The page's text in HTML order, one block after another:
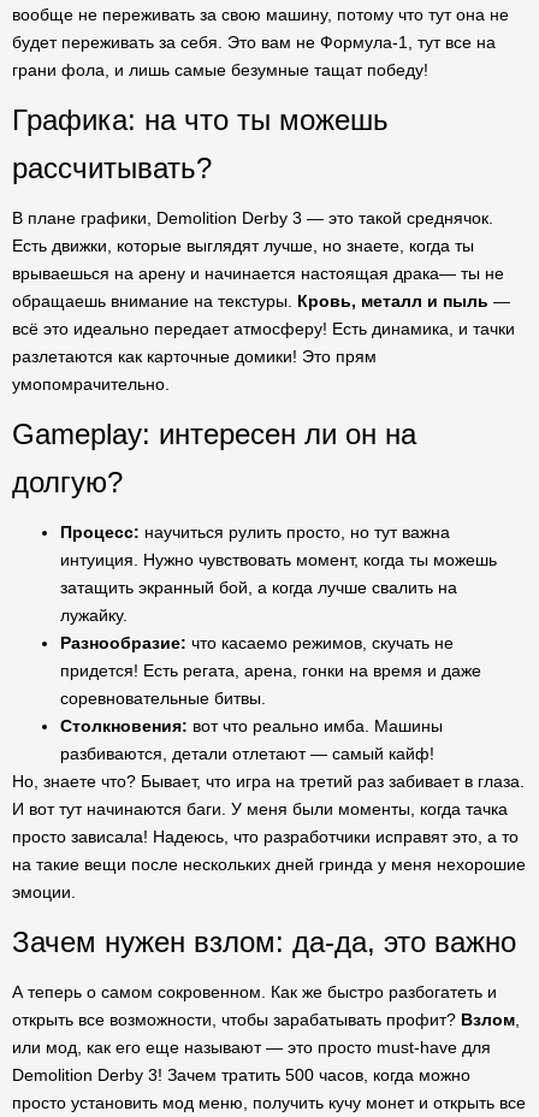
вообще не переживать за свою машину, потому что тут она не
будет переживать за себя. Это вам не Формула-1, тут все на
грани фола, и лишь самые безумные тащат победу!
Графика: на что ты можешь
рассчитывать?
В плане графики, Demolition Derby 3 — это такой среднячок.
Есть движки, которые выглядят лучше, но знаете, когда ты
врываешься на арену и начинается настоящая драка— ты не
обращаешь внимание на текстуры. Кровь, металл и пыль —
всё это идеально передает атмосферу! Есть динамика, и тачки
разлетаются как карточные домики! Это прям
умопомрачительно.
Gameplay: интересен ли он на
долгую?
Процесс: научиться рулить просто, но тут важна
интуиция. Нужно чувствовать момент, когда ты можешь
затащить экранный бой, а когда лучше свалить на
лужайку.
Разнообразие: что касаемо режимов, скучать не
придется! Есть регата, арена, гонки на время и даже
соревновательные битвы.
Столкновения: вот что реально имба. Машины
разбиваются, детали отлетают — самый кайф!
Но, знаете что? Бывает, что игра на третий раз забивает в глаза.
И вот тут начинаются баги. У меня были моменты, когда тачка
просто зависала! Надеюсь, что разработчики исправят это, а то
на такие вещи после нескольких дней гринда у меня нехорошие
эмоции.
Зачем нужен взлом: да-да, это важно
А теперь о самом сокровенном. Как же быстро разбогатеть и
открыть все возможности, чтобы зарабатывать профит? Взлом
или мод, как его еще называют — это просто must-have для
Demolition Derby 3! Зачем тратить 500 часов, когда можно
просто установить мод меню, получить кучу монет и открыть все